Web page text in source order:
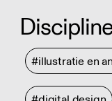
#illustratie en